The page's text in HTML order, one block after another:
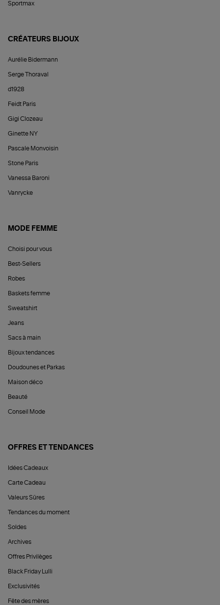
Sportmax
CRÉATEURS BIJOUX
Aurélie Bidermann
Serge Thoraval
d1928
Feidt Paris
Gigi Clozeau
Ginette NY
Pascale Monvoisin
Stone Paris
Vanessa Baroni
Vanrycke
MODE FEMME
Choisi pour vous
Best-Sellers
Robes
Baskets femme
Sweatshirt
Jeans
Sacs à main
Bijoux tendances
Doudounes et Parkas
Maison déco
Beauté
Conseil Mode
OFFRES ET TENDANCES
Idées Cadeaux
Carte Cadeau
Valeurs Sûres
Tendances du moment
Soldes
Archives
Offres Privilèges
Black Friday Lulli
Exclusivités
Fête des mères